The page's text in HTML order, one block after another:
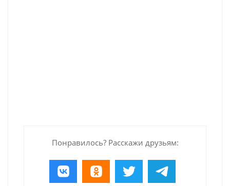
Понравилось? Расскажи друзьям: